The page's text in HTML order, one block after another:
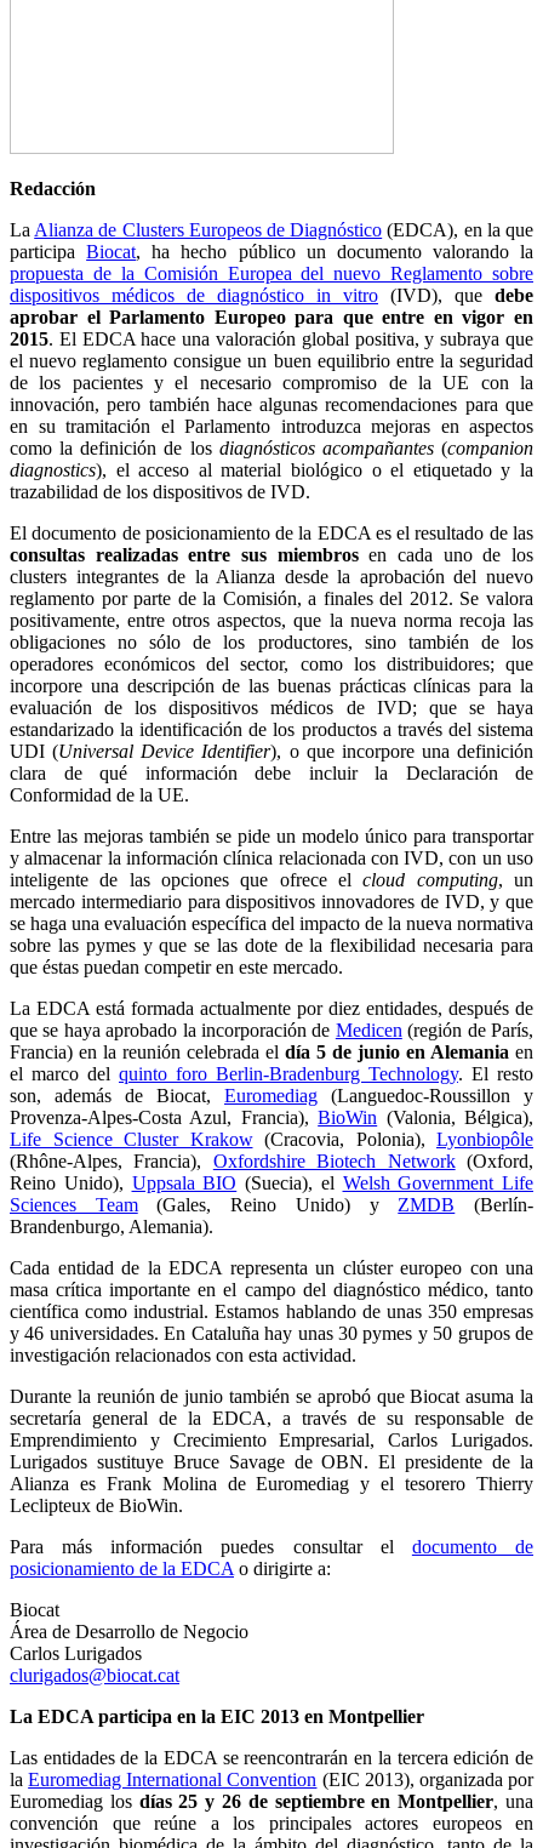
Redacción
LaAlianza de Clusters Europeos de Diagnóstico (EDCA), en la que
participaBiocat, ha hecho público un documento valorando la
propuesta de la Comisión Europea del nuevo Reglamento sobre
dispositivos médicos de diagnóstico in vitro (IVD), que debe
aprobar el Parlamento Europeo para que entre en vigor en
2015. El EDCA hace una valoración global positiva, y subraya que
el nuevo reglamento consigue un buen equilibrio entre la seguridad
de los pacientes y el necesario compromiso de la UE con la
innovación, pero también hace algunas recomendaciones para que
en su tramitación el Parlamento introduzca mejoras en aspectos
como la definición de los diagnósticos acompañantes(companion
diagnostics), el acceso al material biológico o el etiquetado y la
trazabilidad de los dispositivos de IVD.
El documento de posicionamiento de la EDCA es el resultado de las
consultas realizadas entre sus miembrosen cada uno de los
clusters integrantes de la Alianza desde la aprobación del nuevo
reglamento por parte de la Comisión, a finales del 2012. Se valora
positivamente, entre otros aspectos, que la nueva norma recoja las
obligaciones no sólo de los productores, sino también de los
operadores económicos del sector, como los distribuidores; que
incorpore una descripción de las buenas prácticas clínicas para la
evaluación de los dispositivos médicos de IVD; que se haya
estandarizado la identificación de los productos a través del sistema
UDI (Universal Device Identifier), o que incorpore una definición
clara de qué información debe incluir la Declaración de
Conformidad de la UE.
Entre las mejoras también se pide un modelo único para transportar
y almacenar la información clínica relacionada con IVD, con un uso
inteligente de las opciones que ofrece elcloud computing, un
mercado intermediario para dispositivos innovadores de IVD, y que
se haga una evaluación específica del impacto de la nueva normativa
sobre las pymes y que se las dote de la flexibilidad necesaria para
que éstas puedan competir en este mercado.
La EDCA está formada actualmente por diez entidades, después de
que se haya aprobado la incorporación de Medicen(región de París,
Francia) en la reunión celebrada el día 5 de junio en Alemania en
el marco del quinto foro Berlin-Bradenburg Technology. El resto
son, además de Biocat, Euromediag (Languedoc-Roussillon y
Provenza-Alpes-Costa Azul, Francia),BioWin (Valonia, Bélgica),
Life Science Cluster Krakow(Cracovia, Polonia), Lyonbiopôle
(Rhône-Alpes, Francia), Oxfordshire Biotech Network(Oxford,
Reino Unido), Uppsala BIO (Suecia), el Welsh Government Life
Sciences Team(Gales, Reino Unido) yZMDB (Berlín-
Brandenburgo, Alemania).
Cada entidad de la EDCA representa un clúster europeo con una
masa crítica importante en el campo del diagnóstico médico, tanto
científica como industrial. Estamos hablando de unas 350 empresas
y 46 universidades. En Cataluña hay unas 30 pymes y 50 grupos de
investigación relacionados con esta actividad.
Durante la reunión de junio también se aprobó que Biocat asuma la
secretaría general de la EDCA, a través de su responsable de
Emprendimiento y Crecimiento Empresarial, Carlos Lurigados.
Lurigados sustituye Bruce Savage de OBN. El presidente de la
Alianza es Frank Molina de Euromediag y el tesorero Thierry
Leclipteux de BioWin.
Para más información puedes consultar el documento de
posicionamiento de la EDCAo dirigirte a:
Biocat
Área de Desarrollo de Negocio
Carlos Lurigados
clurigados@biocat.cat
La EDCA participa en la EIC 2013 en Montpellier
Las entidades de la EDCA se reencontrarán en la tercera edición de
laEuromediag International Convention (EIC 2013), organizada por
Euromediag los días 25 y 26 de septiembre en Montpellier, una
convención que reúne a los principales actores europeos en